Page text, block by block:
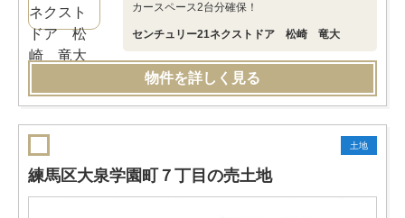
カースペース2台分確保！
センチュリー21ネクストドア 松崎 竜大
物件を詳しく見る
土地
練馬区大泉学園町７丁目の売土地